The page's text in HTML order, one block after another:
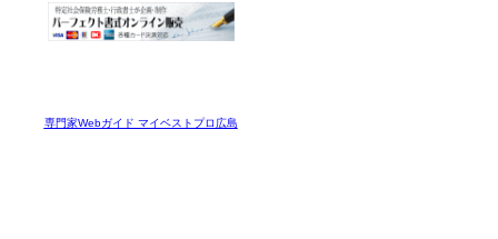
専門家Webガイド マイベストプロ広島